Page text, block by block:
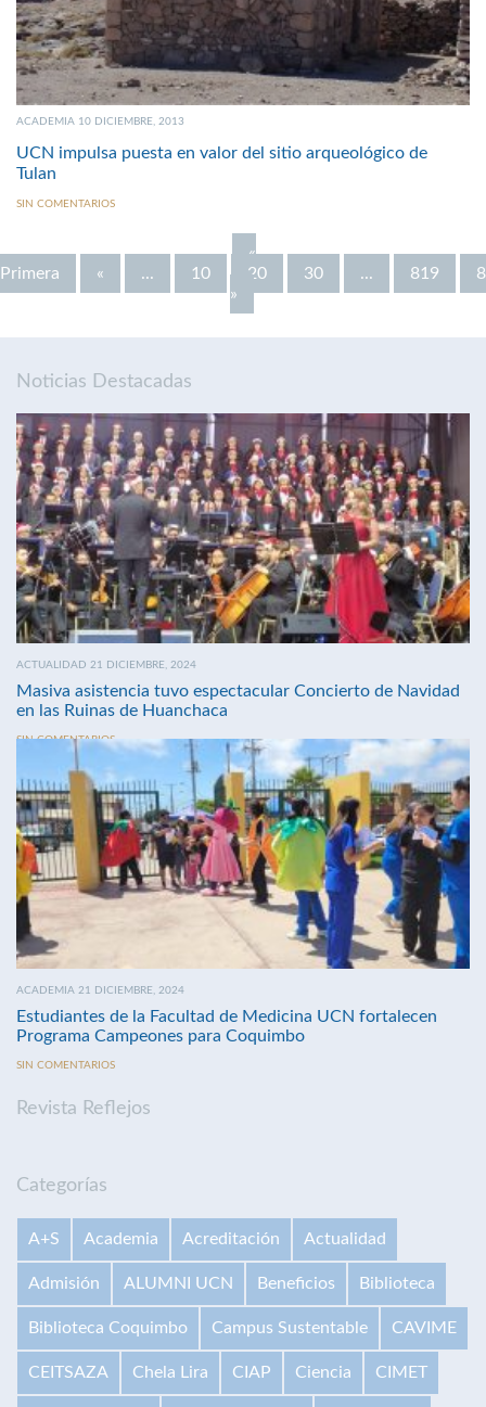
ACADEMIA 10 DICIEMBRE, 2013
UCN impulsa puesta en valor del sitio arqueológico de
Tulan
SIN COMENTARIOS
«
Primera
« ... 10 20 30 ... 819
»
Noticias Destacadas
ACTUALIDAD 21 DICIEMBRE, 2024
Masiva asistencia tuvo espectacular Concierto de Navidad
en las Ruinas de Huanchaca
SIN COMENTARIOS
ACADEMIA 21 DICIEMBRE, 2024
Estudiantes de la Facultad de Medicina UCN fortalecen
Programa Campeones para Coquimbo
SIN COMENTARIOS
Revista Reflejos
Categorías
A+S Academia Acreditación Actualidad
Admisión ALUMNI UCN Beneficios Biblioteca
Biblioteca Coquimbo Campus Sustentable CAVIME
CEITSAZA Chela Lira CIAP Ciencia CIMET